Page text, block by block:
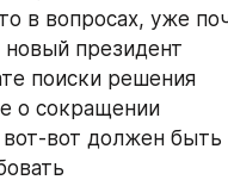
Америки вновь
не типично для
Гор,